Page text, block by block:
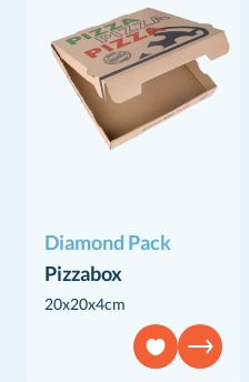
Diamond Pack
Pizzabox
20x20x4cm